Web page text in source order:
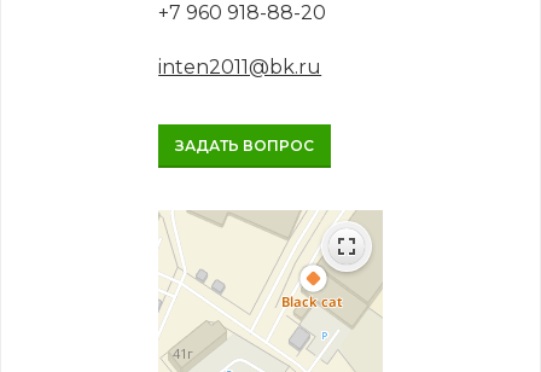
+7 960 918-88-20
inten2011@bk.ru
ЗАДАТЬ ВОПРОС